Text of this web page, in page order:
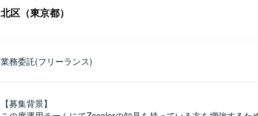
北区（東京都）
業務委託(フリーランス)
【募集背景】